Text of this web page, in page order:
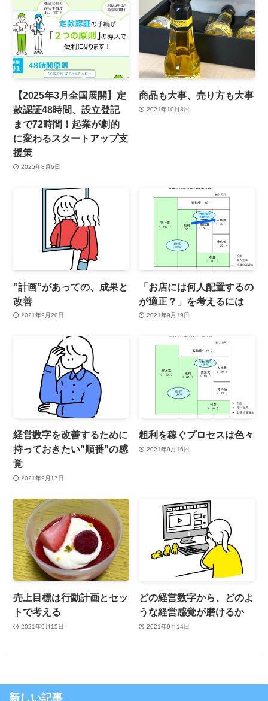
【2025年3月全国展開】定
款認証48時間、設立登記
まで72時間！起業が劇的
に変わるスタートアップ支
援策
2025年8月6日
商品も大事、売り方も大事
2021年10月8日
”計画”があっての、成果と
改善
2021年9月20日
「お店には何人配置するの
が適正？」を考えるには
2021年9月19日
経営数字を改善するために
持っておきたい”順番”の感
覚
2021年9月17日
粗利を稼ぐプロセスは色々
2021年9月16日
売上目標は行動計画とセッ
トで考える
2021年9月15日
どの経営数字から、どのよ
うな経営感覚が磨けるか
2021年9月14日
新しい記事